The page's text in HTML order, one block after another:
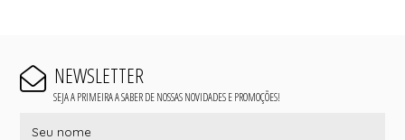
NEWSLETTER
SEJA A PRIMEIRA A SABER DE NOSSAS NOVIDADES E PROMOÇÕES!